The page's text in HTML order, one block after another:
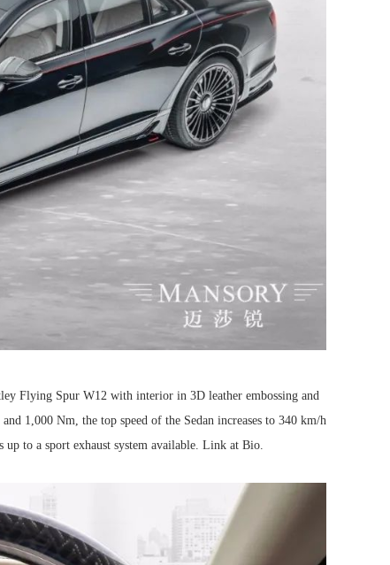
Flying Spur W12 with interior in 3D leather embossing and
1,000 Nm, the top speed of the Sedan increases to 340 km/h
to a sport exhaust system available. Link at Bio.